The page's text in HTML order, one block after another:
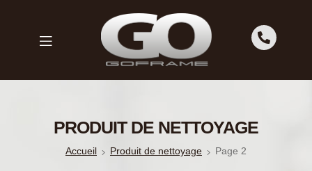
GOFRAME
PRODUIT DE NETTOYAGE
Accueil Produit de nettoyage Page 2